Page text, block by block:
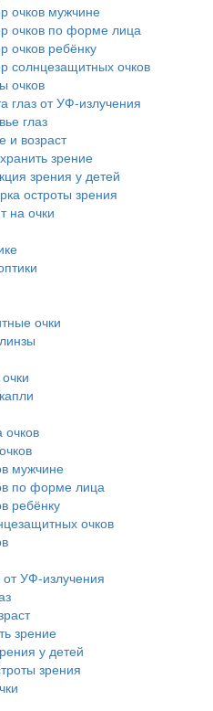
очков мужчине
очков по форме лица
очков ребёнку
солнцезащитных очков
очков
глаз от УФ-излучения
глаз
и возраст
зрение
зрения у детей
остроты зрения
на очки
очки
очков
мужчине
по форме лица
ребёнку
очков
от УФ-излучения
зрение
у детей
зрения